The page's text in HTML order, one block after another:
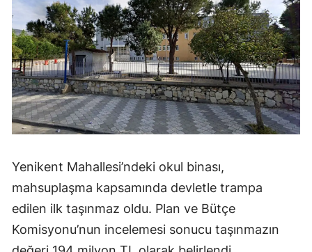
Yenikent Mahallesi’ndeki okul binası,
mahsuplaşma kapsamında devletle trampa
edilen ilk taşınmaz oldu. Plan ve Bütçe
Komisyonu’nun incelemesi sonucu taşınmazın